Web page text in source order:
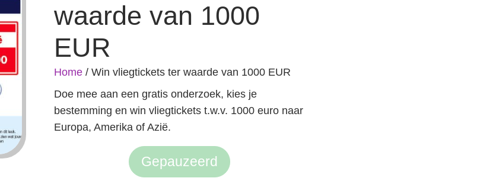
waarde van 1000
EUR
Home/ Win vliegtickets ter waarde van 1000 EUR
Doe mee aan een gratis onderzoek, kies je
bestemming en win vliegtickets t.w.v. 1000 euro naar
Europa, Amerika of Azië.
Gepauzeerd